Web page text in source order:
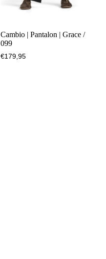
Cambio | Pantalon | Grace /
099
€179,95